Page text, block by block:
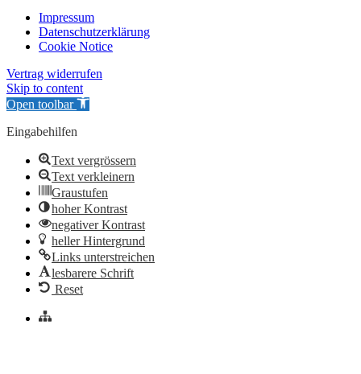
Impressum
Datenschutzerklärung
Cookie Notice
Vertrag widerrufen
Skip to content
Open toolbar
Eingabehilfen
Text vergrössern
Text verkleinern
Graustufen
hoher Kontrast
negativer Kontrast
heller Hintergrund
Links unterstreichen
lesbarere Schrift
Reset